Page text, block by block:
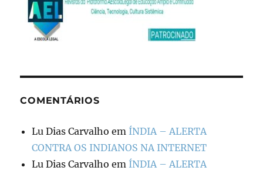
COMENTÁRIOS
Lu Dias Carvalho em ÍNDIA – ALERTA
CONTRA OS INDIANOS NA INTERNET
Lu Dias Carvalho em ÍNDIA – ALERTA